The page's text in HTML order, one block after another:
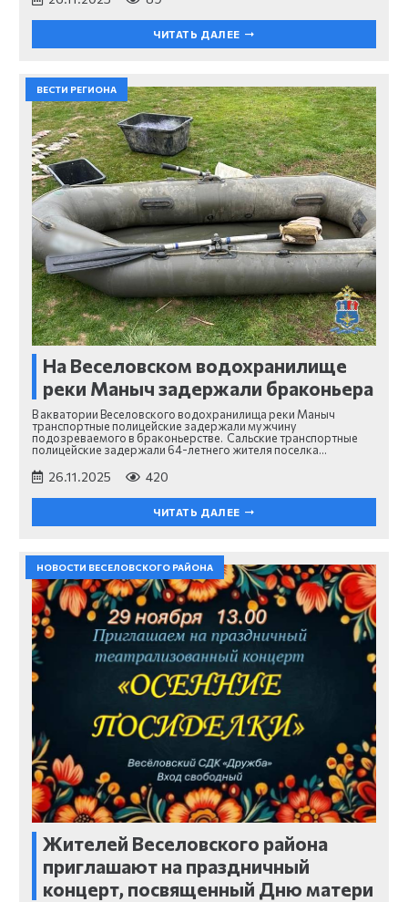
ЧИТАТЬ ДАЛЕЕ
ВЕСТИ РЕГИОНА
На Веселовском водохранилище
реки Маныч задержали браконьера
В акватории Веселовского водохранилища реки Маныч
транспортные полицейские задержали мужчину
подозреваемого в браконьерстве. Сальские транспортные
полицейские задержали 64-летнего жителя поселка…
26.11.2025 420
ЧИТАТЬ ДАЛЕЕ
НОВОСТИ ВЕСЕЛОВСКОГО РАЙОНА
Жителей Веселовского района
приглашают на праздничный
концерт, посвященный Дню матери